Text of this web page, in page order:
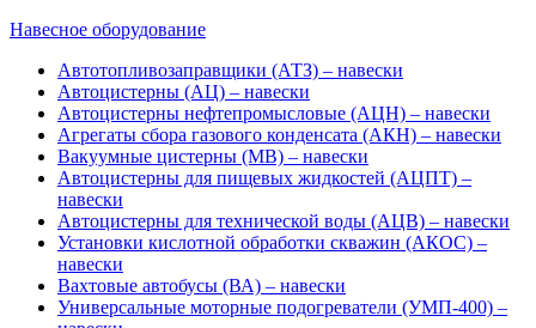
Навесное оборудование
Автотопливозаправщики (АТЗ) – навески
Автоцистерны (АЦ) – навески
Автоцистерны нефтепромысловые (АЦН) – навески
Агрегаты сбора газового конденсата (АКН) – навески
Вакуумные цистерны (МВ) – навески
Автоцистерны для пищевых жидкостей (АЦПТ) –
навески
Автоцистерны для технической воды (АЦВ) – навески
Установки кислотной обработки скважин (АКОС) –
навески
Вахтовые автобусы (ВА) – навески
Универсальные моторные подогреватели (УМП-400) –